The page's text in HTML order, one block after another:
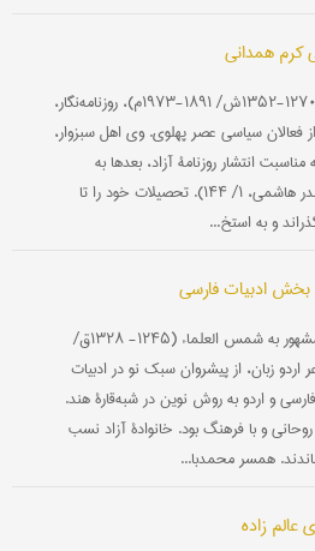
کرم همدانی
آزاد [āzād]، عـبـدالقـدیـر (۱۲۷۰-۱۳۵۲ش/ ۱۸۹۱-۱۹۷۳م)، روزنامه‌نگار،
سیاسی عصر پهلوی. وی اهل سبزوار،
انتشار روزنامۀ آزاد، بعدها به
عبدالقدیر آزاد شهرت یافت (صدر هاشمی، ۱/ ۱۴۴). تحصیلات خود را تا
و به استخ...
بخش ادبیات فارسی
آزاد [āzād]، محمدحسین، مشهور به شمس العلماء (۱۲۴۵- ۱۳۲۸ق/
و شاعر اردو زبان، از پیشروان سبک نو در ادبیات
و اردو به روش نوین در شبه‌قارۀ هند.
و با فرهنگ بود. خانوادۀ آزاد نسب
همسر محمدبا...
عالم زاده